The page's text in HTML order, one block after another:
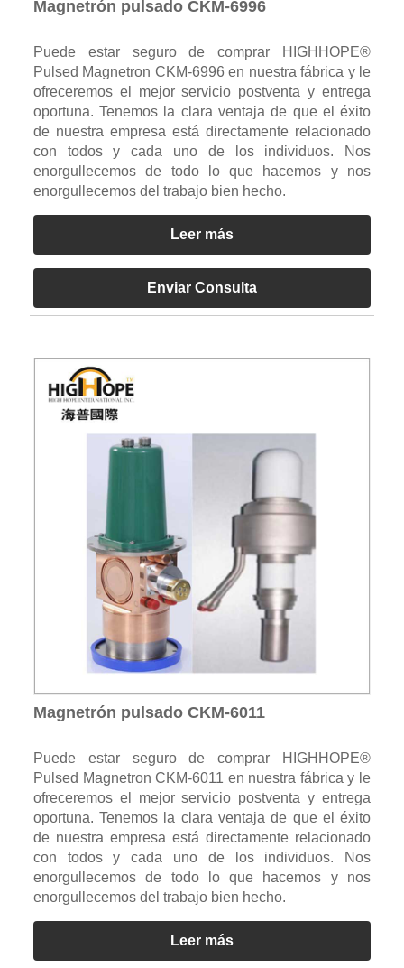
Magnetrón pulsado CKM-6996
Puede estar seguro de comprar HIGHHOPE®
Pulsed Magnetron CKM-6996 en nuestra fábrica y le
ofreceremos el mejor servicio postventa y entrega
oportuna. Tenemos la clara ventaja de que el éxito
de nuestra empresa está directamente relacionado
con todos y cada uno de los individuos. Nos
enorgullecemos de todo lo que hacemos y nos
enorgullecemos del trabajo bien hecho.
Leer más
Enviar Consulta
Magnetrón pulsado CKM-6011
Puede estar seguro de comprar HIGHHOPE®
Pulsed Magnetron CKM-6011 en nuestra fábrica y le
ofreceremos el mejor servicio postventa y entrega
oportuna. Tenemos la clara ventaja de que el éxito
de nuestra empresa está directamente relacionado
con todos y cada uno de los individuos. Nos
enorgullecemos de todo lo que hacemos y nos
enorgullecemos del trabajo bien hecho.
Leer más